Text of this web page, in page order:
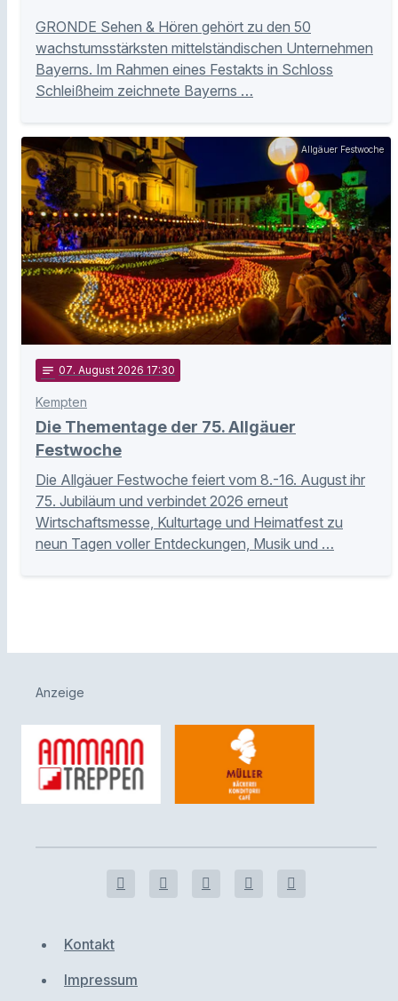
GRONDE Sehen & Hören gehört zu den 50
wachstumsstärksten mittelständischen Unternehmen
Bayerns. Im Rahmen eines Festakts in Schloss
Schleißheim zeichnete Bayerns …
Allgäuer Festwoche
notes 07. August 2026 17:30
Kempten
Die Thementage der 75. Allgäuer
Festwoche
Die Allgäuer Festwoche feiert vom 8.-16. August ihr
75. Jubiläum und verbindet 2026 erneut
Wirtschaftsmesse, Kulturtage und Heimatfest zu
neun Tagen voller Entdeckungen, Musik und …
Anzeige
Kontakt
Impressum